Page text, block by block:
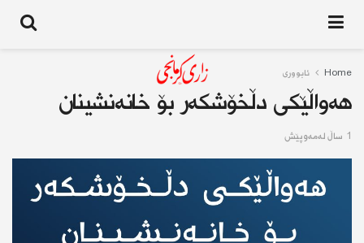
Home ئابوورى
هەواڵێكی دڵخۆشكەر بۆ خانەنشینان
1 ساڵ له‌مه‌وپێش